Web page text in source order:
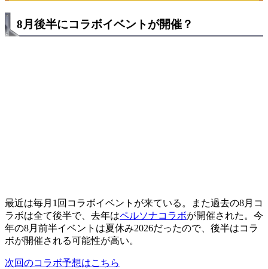
8月後半にコラボイベントが開催？
最近は毎月1回コラボイベントが来ている。また過去の8月コ
ラボは全て後半で、去年はペルソナコラボが開催された。今
年の8月前半イベントは夏休み2026だったので、後半はコラ
ボが開催される可能性が高い。
次回のコラボ予想はこちら